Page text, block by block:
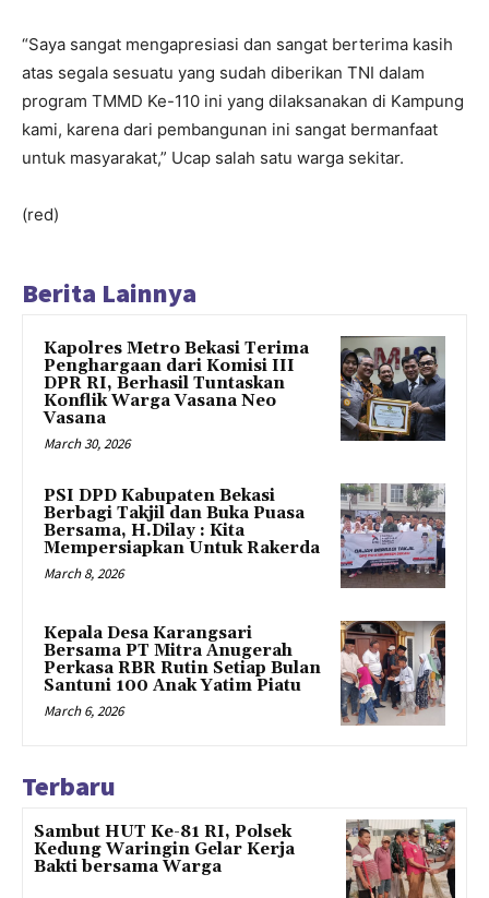
“Saya sangat mengapresiasi dan sangat berterima kasih
atas segala sesuatu yang sudah diberikan TNI dalam
program TMMD Ke-110 ini yang dilaksanakan di Kampung
kami, karena dari pembangunan ini sangat bermanfaat
untuk masyarakat,” Ucap salah satu warga sekitar.
(red)
Berita Lainnya
Kapolres Metro Bekasi Terima
Penghargaan dari Komisi III
DPR RI, Berhasil Tuntaskan
Konflik Warga Vasana Neo
Vasana
March 30, 2026
PSI DPD Kabupaten Bekasi
Berbagi Takjil dan Buka Puasa
Bersama, H.Dilay : Kita
Mempersiapkan Untuk Rakerda
March 8, 2026
Kepala Desa Karangsari
Bersama PT Mitra Anugerah
Perkasa RBR Rutin Setiap Bulan
Santuni 100 Anak Yatim Piatu
March 6, 2026
Terbaru
Sambut HUT Ke-81 RI, Polsek
Kedung Waringin Gelar Kerja
Bakti bersama Warga